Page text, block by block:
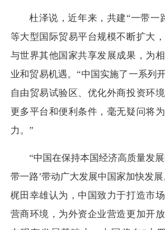
杜泽说，近年来，共建“一带一
等大型国际贸易平台规模不断扩大
与世界其他国家共享发展成果，为
业和贸易机遇。“中国实施了一系列
自由贸易试验区、优化外商投资环
更多平台和便利条件，毫无疑问将
力。”
“中国在保持本国经济高质量发
带一路’带动广大发展中国家加快发
梶田幸雄认为，中国致力于打造市
营商环境，为外资企业营造更加开